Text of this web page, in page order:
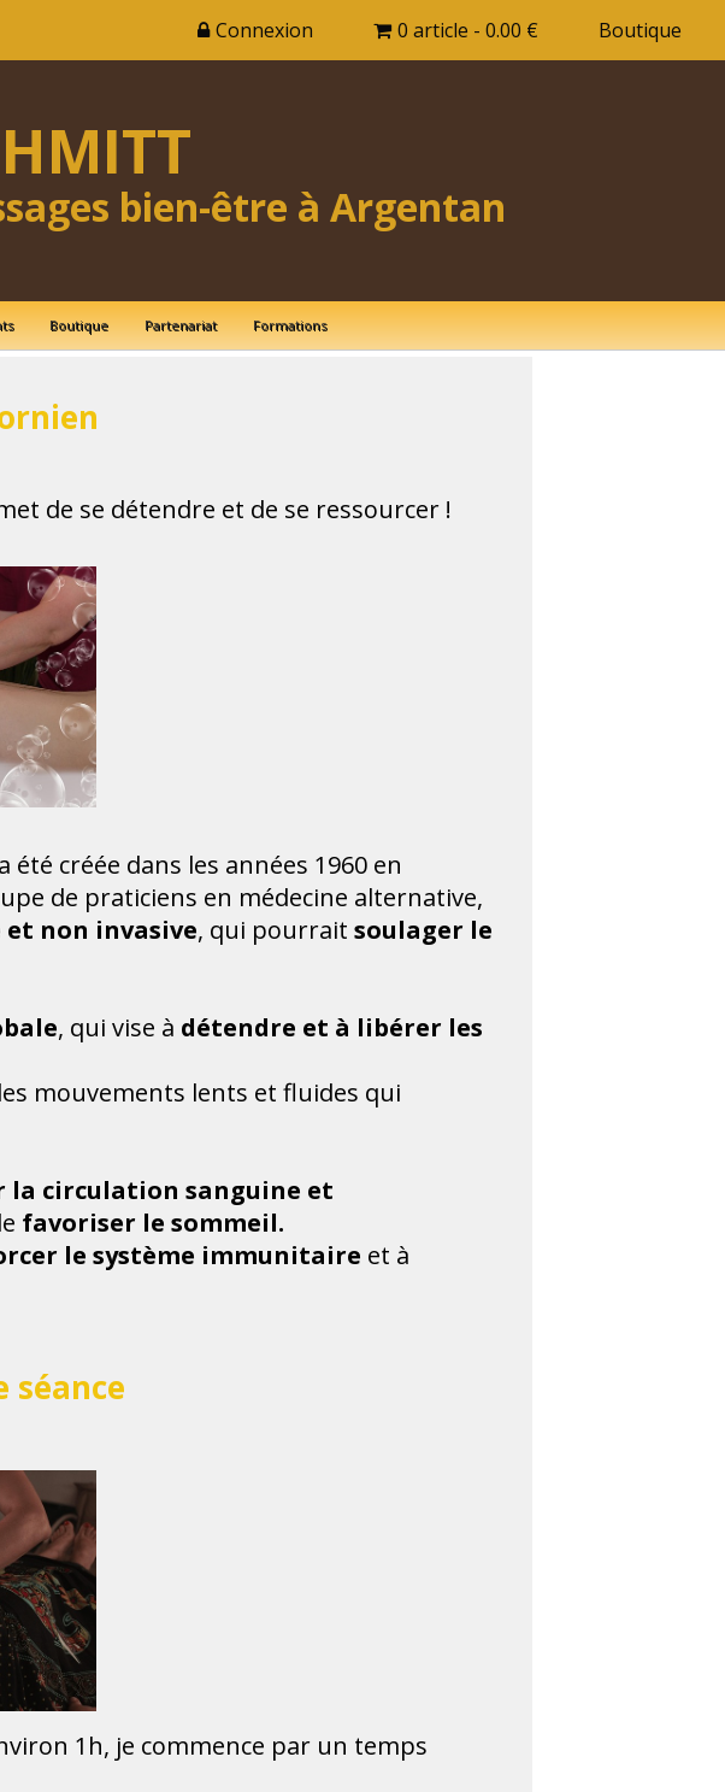
Connexion 0 article - 0.00 € Boutique
bien-être à Argentan
Boutique Partenariat Formations
de se détendre et de se ressourcer !
créée dans les années 1960 en
de praticiens en médecine alternative,
et non invasive, qui pourrait soulager le
, qui vise à détendre et à libérer les
mouvements lents et fluides qui
la circulation sanguine et
favoriser le sommeil.
le système immunitaire et à
séance
1h, je commence par un temps